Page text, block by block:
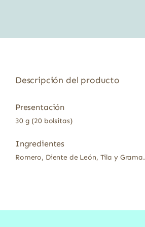
Descripción del producto
Presentación
30 g (20 bolsitas)
Ingredientes
Romero, Diente de León, Tila y Grama.